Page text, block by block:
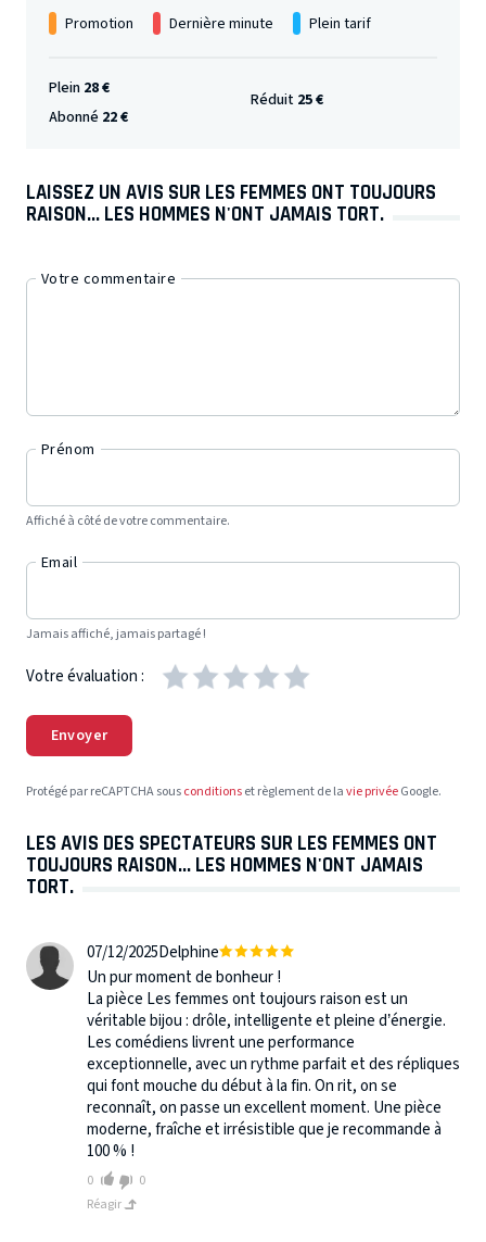
Promotion Dernière minute Plein tarif
Plein 28 €
Abonné 22 €
Réduit 25 €
LAISSEZ UN AVIS SUR LES FEMMES ONT TOUJOURS
RAISON... LES HOMMES N'ONT JAMAIS TORT.
Votre commentaire
Prénom
Affiché à côté de votre commentaire.
Email
Jamais affiché, jamais partagé !
Votre évaluation :
Envoyer
Protégé par reCAPTCHA sousconditionset règlement de lavie privéeGoogle.
LES AVIS DES SPECTATEURS SUR LES FEMMES ONT
TOUJOURS RAISON... LES HOMMES N'ONT JAMAIS
TORT.
07/12/2025Delphine
Un pur moment de bonheur !
La pièce Les femmes ont toujours raison est un
véritable bijou : drôle, intelligente et pleine d’énergie.
Les comédiens livrent une performance
exceptionnelle, avec un rythme parfait et des répliques
qui font mouche du début à la fin. On rit, on se
reconnaît, on passe un excellent moment. Une pièce
moderne, fraîche et irrésistible que je recommande à
100 % !
0
0
Réagir